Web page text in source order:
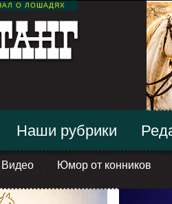
О ЛОШАДЯХ
Видео Юмор от конников
Наши рубрики